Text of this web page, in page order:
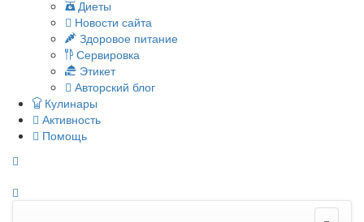
Диеты
Новости сайта
Здоровое питание
Сервировка
Этикет
Авторский блог
Кулинары
Активность
Помощь